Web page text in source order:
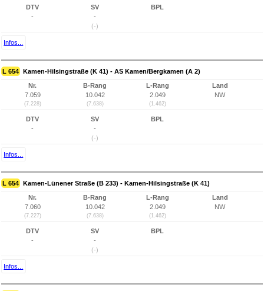
DTV
-
SV
-
(-)
BPL
Infos...
L 654 Kamen-Hilsingstraße (K 41) - AS Kamen/Bergkamen (A 2)
Nr.
7.059
(7.228)
B-Rang
10.042
(7.638)
L-Rang
2.049
(1.462)
Land
NW
DTV
-
SV
-
(-)
BPL
Infos...
L 654 Kamen-Lünener Straße (B 233) - Kamen-Hilsingstraße (K 41)
Nr.
7.060
(7.227)
B-Rang
10.042
(7.638)
L-Rang
2.049
(1.462)
Land
NW
DTV
-
SV
-
(-)
BPL
Infos...